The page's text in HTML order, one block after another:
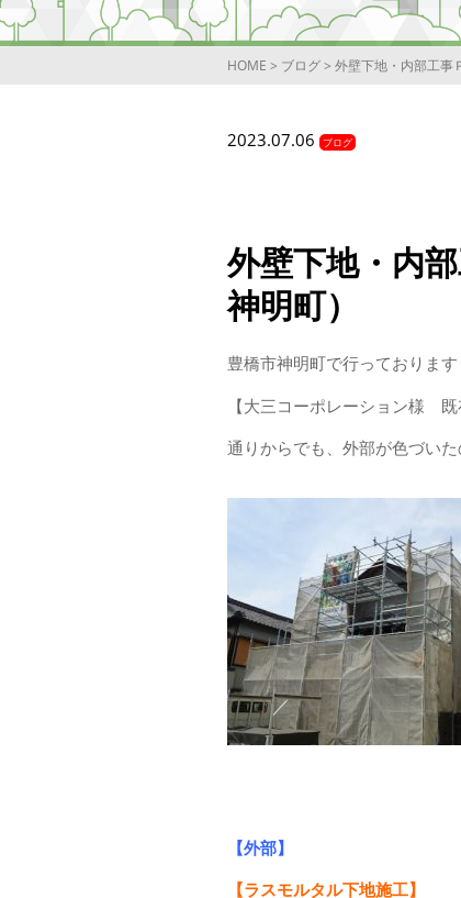
HOME > ブログ> 外壁下地・内部工事
2023.07.06 ブログ
外壁下地・内
神明町）
豊橋市神明町で行っております
【大三コーポレーション様 既
通りからでも、外部が色づいた
【外部】
【ラスモルタル下地施工】